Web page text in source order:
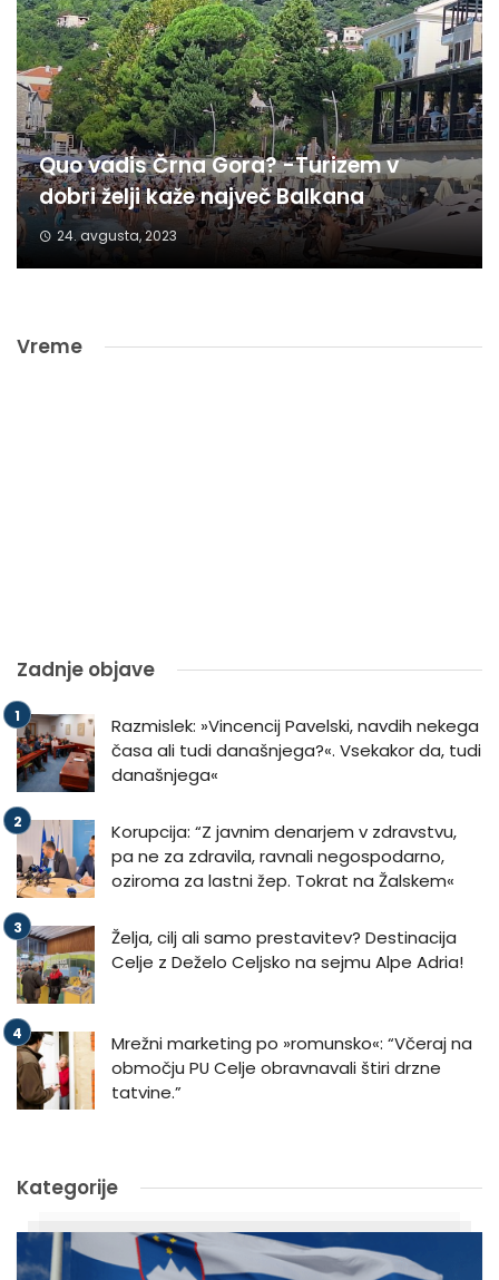
Quo vadis Črna Gora? -Turizem v
dobri želji kaže največ Balkana
24. avgusta, 2023
Vreme
Zadnje objave
Razmislek: »Vincencij Pavelski, navdih nekega
časa ali tudi današnjega?«. Vsekakor da, tudi
današnjega«
Korupcija: “Z javnim denarjem v zdravstvu,
pa ne za zdravila, ravnali negospodarno,
oziroma za lastni žep. Tokrat na Žalskem«
Želja, cilj ali samo prestavitev? Destinacija
Celje z Deželo Celjsko na sejmu Alpe Adria!
Mrežni marketing po »romunsko«: “Včeraj na
območju PU Celje obravnavali štiri drzne
tatvine.”
Kategorije